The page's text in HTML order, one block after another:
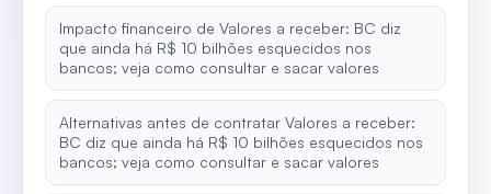
Impacto financeiro de Valores a receber: BC diz
que ainda há R$ 10 bilhões esquecidos nos
bancos; veja como consultar e sacar valores
Alternativas antes de contratar Valores a receber:
BC diz que ainda há R$ 10 bilhões esquecidos nos
bancos; veja como consultar e sacar valores